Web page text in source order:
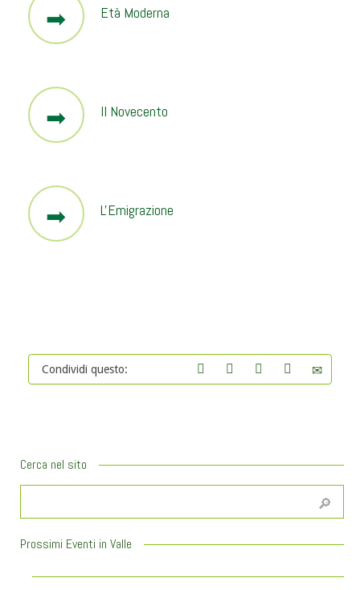
Età Moderna
Il Novecento
L'Emigrazione
Condividi questo:
Cerca nel sito
Prossimi Eventi in Valle